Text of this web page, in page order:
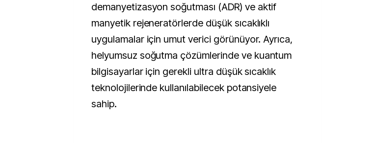
demanyetizasyon soğutması (ADR) ve aktif
manyetik rejeneratörlerde düşük sıcaklıklı
uygulamalar için umut verici görünüyor. Ayrıca,
helyumsuz soğutma çözümlerinde ve kuantum
bilgisayarlar için gerekli ultra düşük sıcaklık
teknolojilerinde kullanılabilecek potansiyele
sahip.